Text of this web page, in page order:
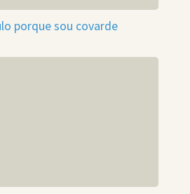
porque sou covarde